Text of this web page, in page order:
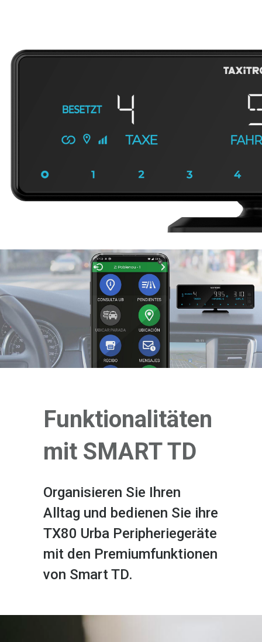
Funktionalitäten
mit SMART TD
Organisieren Sie Ihren
Alltag und bedienen Sie ihre
TX80 Urba Peripheriegeräte
mit den Premiumfunktionen
von Smart TD.